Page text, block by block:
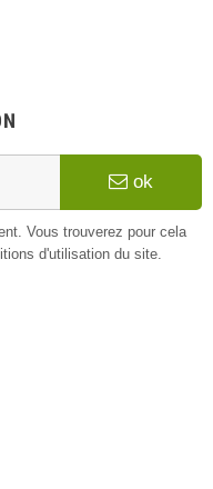
ok
Vous trouverez pour cela
d'utilisation du site.